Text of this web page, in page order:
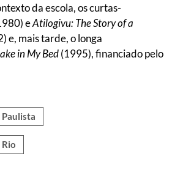
da escola, os curtas-
eAtilogivu: The Story of a
e, mais tarde, o longa
in My Bed(1995), financiado pelo
Paulista